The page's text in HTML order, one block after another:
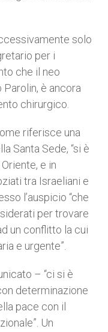
solo
per i
che il neo
è ancora
chirurgico.
riferisce una
Santa Sede, “si è
e in
tra Israeliani e
l’auspicio “che
per trovare
un conflitto la cui
e urgente”.
– “ci si è
determinazione
pace con il
Un